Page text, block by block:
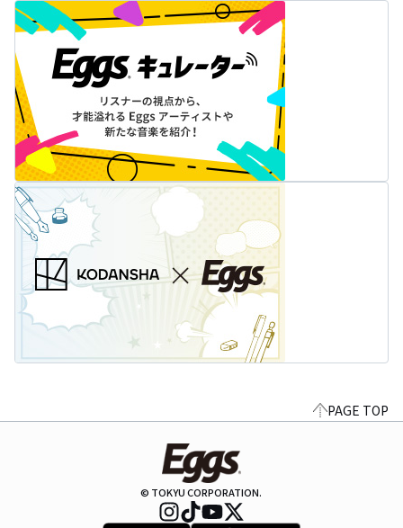
PAGE TOP
© TOKYU CORPORATION.